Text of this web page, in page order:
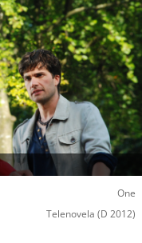
One
Telenovela (D 2012)